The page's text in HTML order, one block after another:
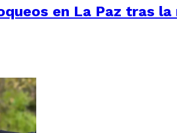
en La Paz tras